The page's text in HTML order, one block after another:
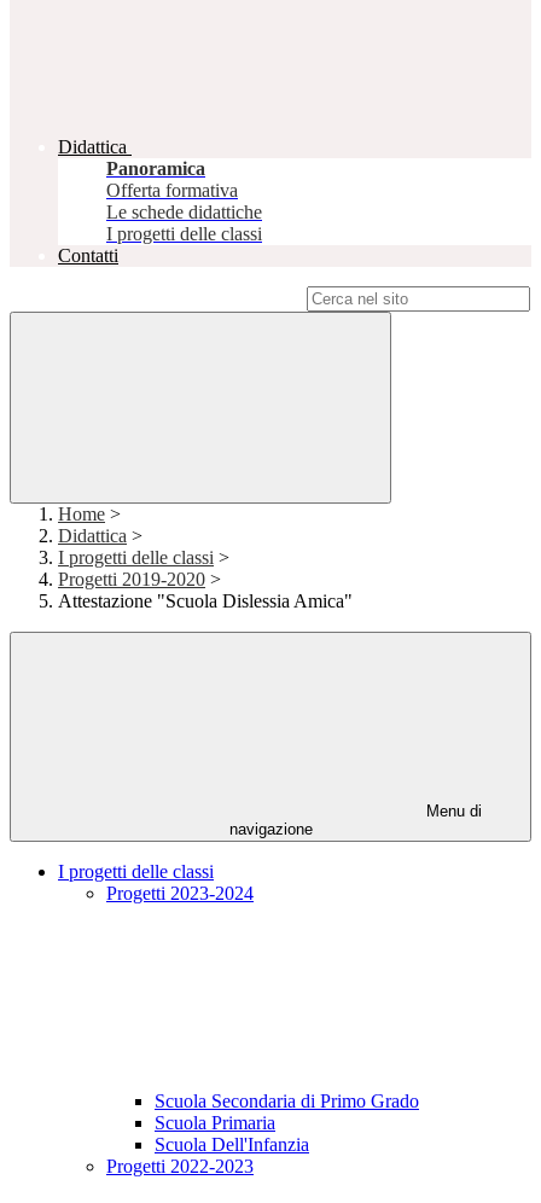
Didattica
Panoramica
Offerta formativa
Le schede didattiche
I progetti delle classi
Contatti
Home >
Didattica >
I progetti delle classi >
Progetti 2019-2020 >
Attestazione "Scuola Dislessia Amica"
Menu di
navigazione
I progetti delle classi
Progetti 2023-2024
Scuola Secondaria di Primo Grado
Scuola Primaria
Scuola Dell'Infanzia
Progetti 2022-2023